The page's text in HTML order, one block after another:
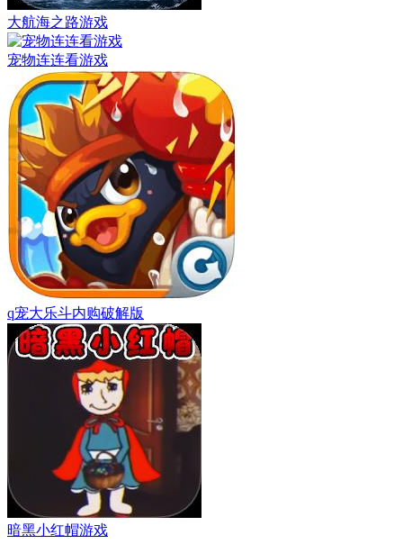
大航海之路游戏
宠物连连看游戏
q宠大乐斗内购破解版
暗黑小红帽游戏